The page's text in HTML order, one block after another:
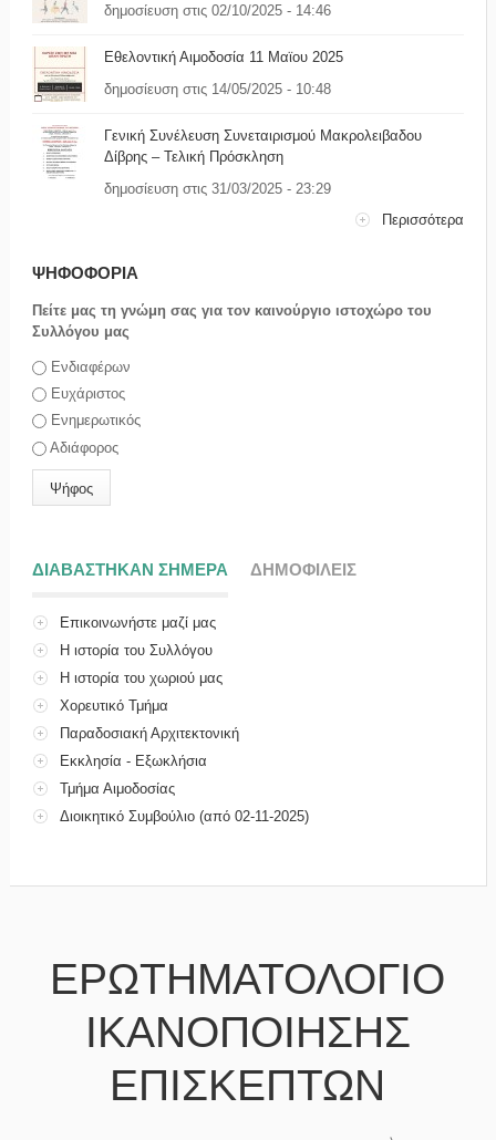
δημοσίευση στις 02/10/2025 - 14:46
Εθελοντική Αιμοδοσία 11 Μαϊου 2025
δημοσίευση στις 14/05/2025 - 10:48
Γενική Συνέλευση Συνεταιρισμού Μακρολειβαδου
Δίβρης – Τελική Πρόσκληση
δημοσίευση στις 31/03/2025 - 23:29
Περισσότερα
ΨΗΦΟΦΟΡΙΑ
Πείτε μας τη γνώμη σας για τον καινούργιο ιστοχώρο του
Συλλόγου μας
Επιλογές
Ενδιαφέρων
Ευχάριστος
Ενημερωτικός
Αδιάφορος
ΔΙΑΒΑΣΤΗΚΑΝ ΣΗΜΕΡΑ (ΕΝΕΡΓΗ ΚΑΡΤΕΛΑ)
ΔΗΜΟΦΙΛΕΙΣ
Επικοινωνήστε μαζί μας
Η ιστορία του Συλλόγου
Η ιστορία του χωριού μας
Χορευτικό Τμήμα
Παραδοσιακή Αρχιτεκτονική
Εκκλησία - Εξωκλήσια
Τμήμα Αιμοδοσίας
Διοικητικό Συμβούλιο (από 02-11-2025)
ΕΡΩΤΗΜΑΤΟΛΟΓΙΟ
ΙΚΑΝΟΠΟΙΗΣΗΣ
ΕΠΙΣΚΕΠΤΩΝ